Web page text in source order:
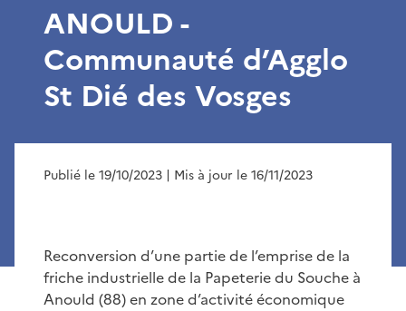
ANOULD -
Communauté d’Agglo
St Dié des Vosges
Publié le 19/10/2023 | Mis à jour le 16/11/2023
Reconversion d’une partie de l’emprise de la
friche industrielle de la Papeterie du Souche à
Anould (88) en zone d’activité économique